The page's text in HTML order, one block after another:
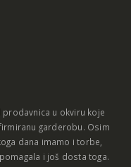
prodavnica u okviru koje
garderobu. Osim
dana imamo i torbe,
i još dosta toga.